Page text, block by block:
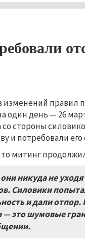
изменений
один день — 26
со стороны
и потребовали его
митинг
никуда не
Силовики
и дали отпор.
— это шумовые